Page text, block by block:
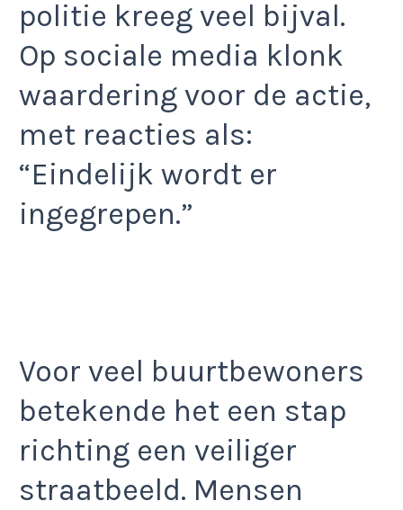
politie kreeg veel bijval.
Op sociale media klonk
waardering voor de actie,
met reacties als:
“Eindelijk wordt er
ingegrepen.”
Voor veel buurtbewoners
betekende het een stap
richting een veiliger
straatbeeld. Mensen